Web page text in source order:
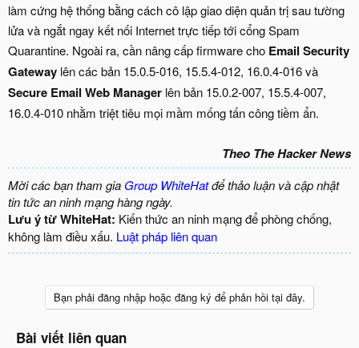
làm cứng hệ thống bằng cách cô lập giao diện quản trị sau tường
lửa và ngắt ngay kết nối Internet trực tiếp tới cổng Spam
Quarantine. Ngoài ra, cần nâng cấp firmware cho Email Security
Gateway lên các bản 15.0.5-016, 15.5.4-012, 16.0.4-016 và
Secure Email Web Manager lên bản 15.0.2-007, 15.5.4-007,
16.0.4-010 nhằm triệt tiêu mọi mầm mống tấn công tiềm ẩn.
Theo The Hacker News
Mời các bạn tham gia Group WhiteHatđể thảo luận và cập nhật
tin tức an ninh mạng hàng ngày.
Lưu ý từ WhiteHat: Kiến thức an ninh mạng để phòng chống,
không làm điều xấu. Luật pháp liên quan
Bạn phải đăng nhập hoặc đăng ký để phản hồi tại đây.
Bài viết liên quan